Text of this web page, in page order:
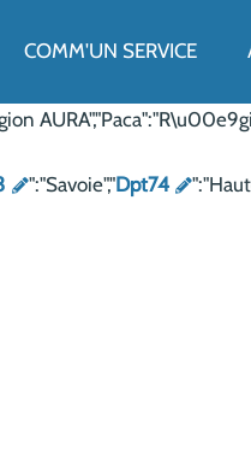
COMM'UN SERVICE
":"Savoie","Dpt74